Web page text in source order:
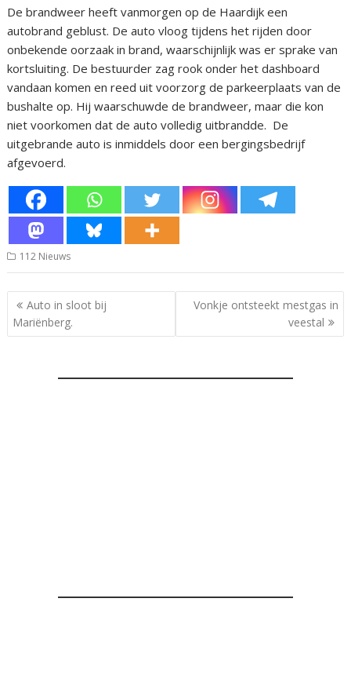
De brandweer heeft vanmorgen op de Haardijk een
autobrand geblust. De auto vloog tijdens het rijden door
onbekende oorzaak in brand, waarschijnlijk was er sprake van
kortsluiting. De bestuurder zag rook onder het dashboard
vandaan komen en reed uit voorzorg de parkeerplaats van de
bushalte op. Hij waarschuwde de brandweer, maar die kon
niet voorkomen dat de auto volledig uitbrandde. De
uitgebrande auto is inmiddels door een bergingsbedrijf
afgevoerd.
112 Nieuws
Bericht
navigatie
Auto in sloot bij
Mariënberg.
Vonkje ontsteekt mestgas in
veestal